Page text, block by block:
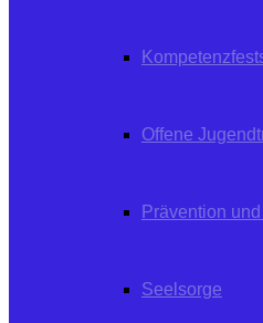
Offene
Prävention
Seelsorge